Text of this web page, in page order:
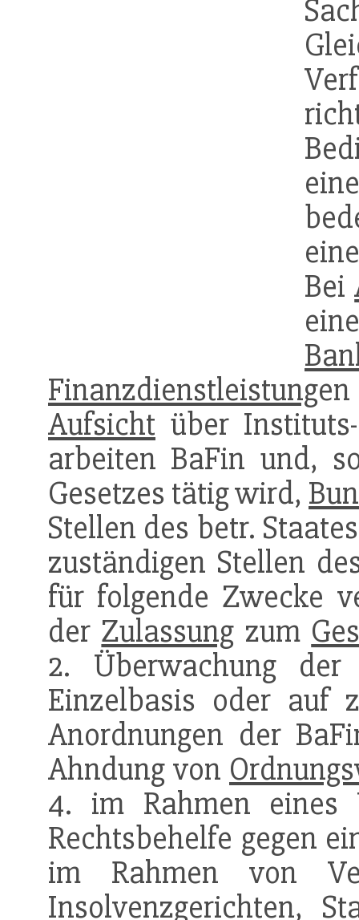
Bei
Finanzdienstleistung
Aufsicht über
arbeiten BaFin und,
Gesetzes tätig wird,
Stellen des betr.
zuständigen Stellen
für folgende Zwecke
der Zulassung zum
2. Überwachung
Einzelbasis oder auf
Anordnungen der
Ahndung von
4. im Rahmen eines
Rechtsbehelfe gegen
im Rahmen von
Insolvenzgerichten,